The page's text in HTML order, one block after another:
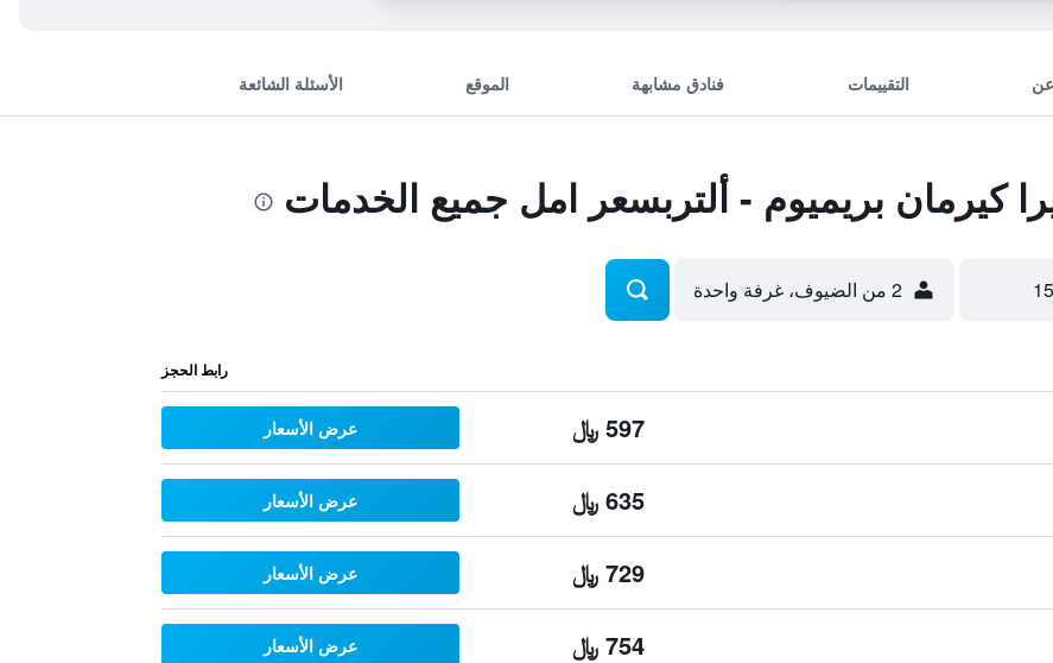
التقييمات فنادق مشابهة الموقع الأسئلة الشائعة
كيرمان بريميوم - ألتربسعر امل جميع الخدمات
2 من الضيوف، غرفة واحدة
رابط الحجز
597 ﷼ عرض الأسعار
635 ﷼ عرض الأسعار
729 ﷼ عرض الأسعار
754 ﷼ عرض الأسعار